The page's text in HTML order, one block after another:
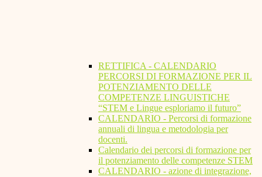
RETTIFICA - CALENDARIO
PERCORSI DI FORMAZIONE PER IL
POTENZIAMENTO DELLE
COMPETENZE LINGUISTICHE
“STEM e Lingue esploriamo il futuro”
CALENDARIO - Percorsi di formazione
annuali di lingua e metodologia per
docenti.
Calendario dei percorsi di formazione per
il potenziamento delle competenze STEM
CALENDARIO - azione di integrazione,